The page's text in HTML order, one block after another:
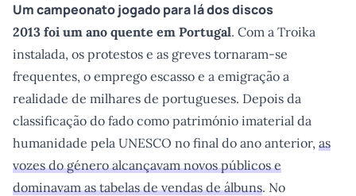
Um campeonato jogado para lá dos discos
2013 foi um ano quente em Portugal. Com a Troika
instalada, os protestos e as greves tornaram-se
frequentes, o emprego escasso e a emigração a
realidade de milhares de portugueses. Depois da
classificação do fado como património imaterial da
humanidade pela UNESCO no final do ano anterior, as
vozes do género alcançavam novos públicos e
dominavam as tabelas de vendas de álbuns. No